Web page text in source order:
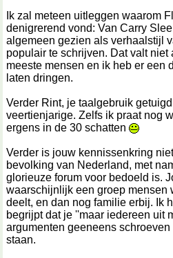
Ik zal meteen uitleggen waarom
denigrerend vond: Van Carry
algemeen gezien als verhaalstijl
populair te schrijven. Dat valt
meeste mensen en ik heb er een
laten dringen.
Verder Rint, je taalgebruik
veertienjarige. Zelfs ik praat nog
ergens in de 30 schatten
Verder is jouw kennissenkring
bevolking van Nederland, met
glorieuze forum voor bedoeld is.
waarschijnlijk een groep mensen
deelt, en dan nog familie erbij. Ik
begrijpt dat je ''maar iedereen uit
argumenten geeneens
staan.